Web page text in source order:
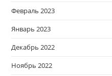
Февраль 2023
Январь 2023
Декабрь 2022
Ноябрь 2022